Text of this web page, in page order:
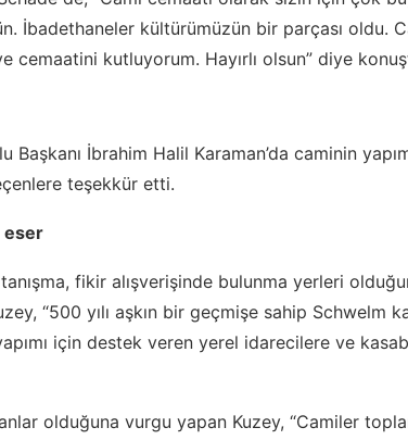
İbadethaneler kültürümüzün bir parçası oldu.
cemaatini kutluyorum. Hayırlı olsun” diye
Başkanı İbrahim Halil Karaman’da caminin
teşekkür etti.
eser
fikir alışverişinde bulunma yerleri
“500 yılı aşkın bir geçmişe sahip Schwelm
için destek veren yerel idarecilere ve
olduğuna vurgu yapan Kuzey, “Camiler